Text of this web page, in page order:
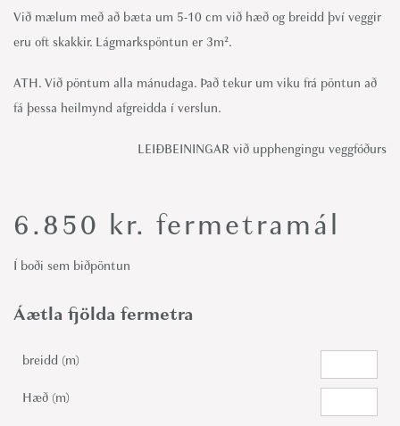
6.850 kr. fermetramál
Við mælum með að bæta um 5-10 cm við hæð og breidd því veggir
eru oft skakkir. Lágmarkspöntun er 3m².
ATH. Við pöntum alla mánudaga. Það tekur um viku frá pöntun að
fá þessa heilmynd afgreidda í verslun.
LEIÐBEININGAR við upphengingu veggfóðurs
Í boði sem biðpöntun
Áætla fjölda fermetra
breidd (m)
Hæð (m)